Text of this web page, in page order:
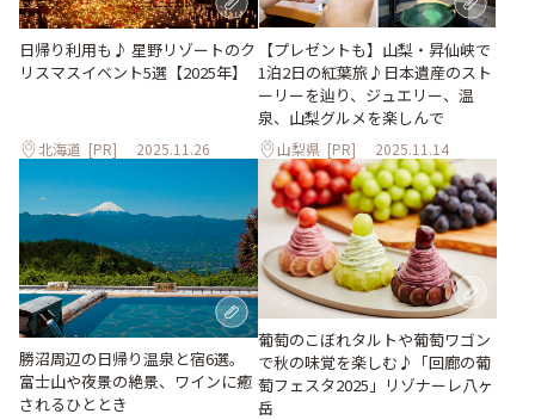
日帰り利用も♪ 星野リゾートのク
リスマスイベント5選【2025年】
北海道 [PR] 2025.11.26
【プレゼントも】山梨・昇仙峡で
1泊2日の紅葉旅♪日本遺産のスト
ーリーを辿り、ジュエリー、温
泉、山梨グルメを楽しんで
山梨県 [PR] 2025.11.14
勝沼周辺の日帰り温泉と宿6選。
富士山や夜景の絶景、ワインに癒
されるひととき
葡萄のこぼれタルトや葡萄ワゴン
で秋の味覚を楽しむ♪「回廊の葡
萄フェスタ2025」リゾナーレ八ヶ
岳